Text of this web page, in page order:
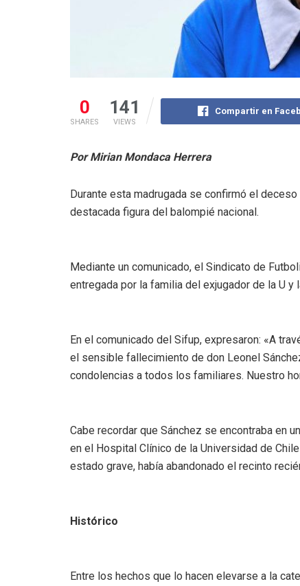
0
SHARES
141
VIEWS
Compartir en
Por Mirian Mondaca Herrera
Durante esta madrugada se confirmó el
destacada figura del balompié nacional.
Mediante un comunicado, el Sindicato de
entregada por la familia del exjugador de la U
En el comunicado del Sifup, expresaron: «A
el sensible fallecimiento de don Leonel
condolencias a todos los familiares. Nuestro
Cabe recordar que Sánchez se encontraba en
en el Hospital Clínico de la Universidad de
estado grave, había abandonado el recinto
Histórico
Entre los hechos que lo hacen elevarse a la